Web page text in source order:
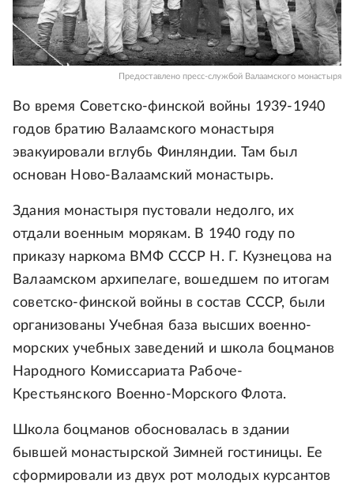
Предоставлено пресс-службой Валаамского монастыря
Во время Советско-финской войны 1939-1940
годов братию Валаамского монастыря
эвакуировали вглубь Финляндии. Там был
основан Ново-Валаамский монастырь.
Здания монастыря пустовали недолго, их
отдали военным морякам. В 1940 году по
приказу наркома ВМФ СССР Н. Г. Кузнецова на
Валаамском архипелаге, вошедшем по итогам
советско-финской войны в состав СССР, были
организованы Учебная база высших военно-
морских учебных заведений и школа боцманов
Народного Комиссариата Рабоче-
Крестьянского Военно-Морского Флота.
Школа боцманов обосновалась в здании
бывшей монастырской Зимней гостиницы. Ее
сформировали из двух рот молодых курсантов